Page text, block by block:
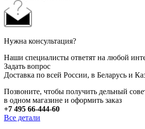
Нужна консультация?
Наши специалисты ответят на любой
Задать вопрос
Доставка по всей России, в Беларусь и
Позвоните, чтобы получить дельный
в одном магазине и оформить заказ
+7 495 66-444-60
Все детали